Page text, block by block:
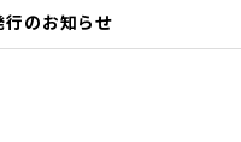
のお知らせ